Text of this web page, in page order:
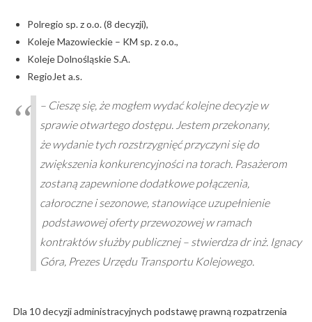
Polregio sp. z o.o. (8 decyzji),
Koleje Mazowieckie – KM sp. z o.o.,
Koleje Dolnośląskie S.A.
RegioJet a.s.
– Cieszę się, że mogłem wydać kolejne decyzje w
sprawie otwartego dostępu. Jestem przekonany,
że wydanie tych rozstrzygnięć przyczyni się do
zwiększenia konkurencyjności na torach. Pasażerom
zostaną zapewnione dodatkowe połączenia,
całoroczne i sezonowe, stanowiące uzupełnienie
podstawowej oferty przewozowej w ramach
kontraktów służby publicznej – stwierdza dr inż. Ignacy
Góra, Prezes Urzędu Transportu Kolejowego.
Dla 10 decyzji administracyjnych podstawę prawną rozpatrzenia